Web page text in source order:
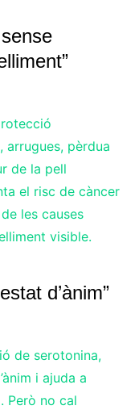
arrugues, pèrdua
de la pell
el risc de càncer
les causes
visible.
d’ànim”
de serotonina,
i ajuda a
Però no cal